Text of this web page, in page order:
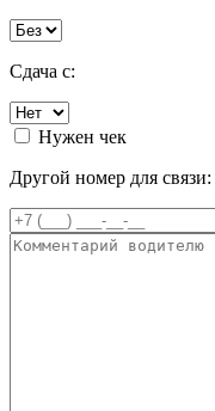
Сдача с:
Нужен чек
Другой номер для связи: